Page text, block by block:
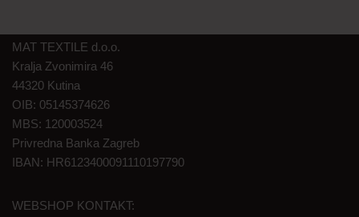
MAT TEXTILE d.o.o.
Kralja Zvonimira 46
44320 Kutina
OIB: 05145374626
MBS: 120003524
Privredna Banka Zagreb
IBAN: HR6123400091110197790
WEBSHOP KONTAKT: